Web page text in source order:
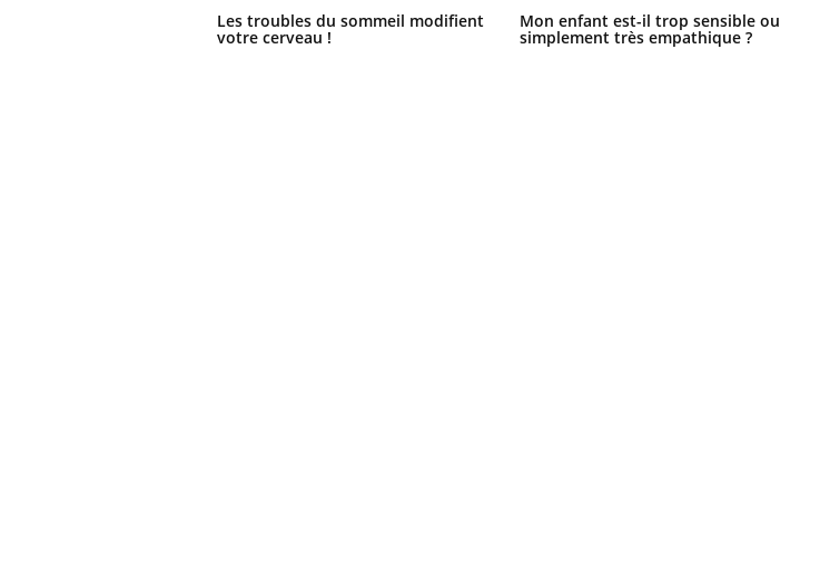
Les troubles du sommeil modifient
votre cerveau !
Mon enfant est-il trop sensible ou
simplement très empathique ?